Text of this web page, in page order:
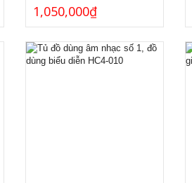
1,050,000₫